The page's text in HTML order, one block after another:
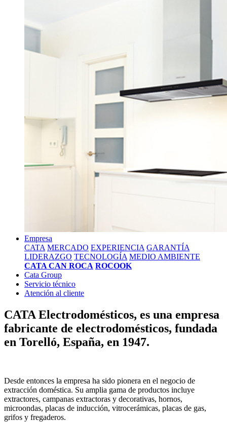
Empresa
CATA MERCADO EXPERIENCIA GARANTÍA
LIDERAZGO TECNOLOGÍA MEDIO AMBIENTE
CATA CAN ROCA ROCOOK
Cata Group
Servicio técnico
Atención al cliente
CATA Electrodomésticos, es una empresa
fabricante de electrodomésticos, fundada
en Torelló, España, en 1947.
Desde entonces la empresa ha sido pionera en el negocio de
extracción doméstica. Su amplia gama de productos incluye
extractores, campanas extractoras y decorativas, hornos,
microondas, placas de inducción, vitrocerámicas, placas de gas,
grifos y fregaderos.